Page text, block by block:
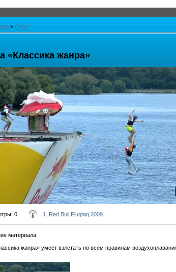
» Спорт
«Классика жанра»
: 0 1. Red Bull Flugtag 2009.
материала:
жанра» умеет взлетать по всем правилам